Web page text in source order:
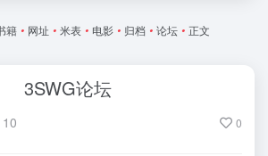
籍 • 网址 • 米表 • 电影 • 归档 • 论坛 • 正文
3SWG论坛
0